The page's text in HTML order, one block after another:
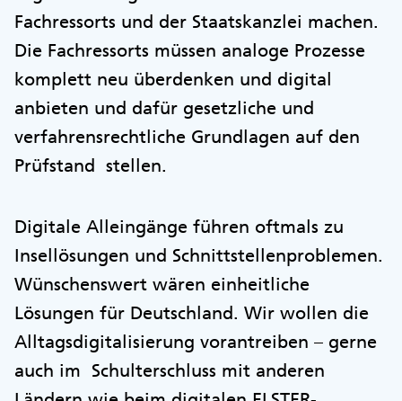
Fachressorts und der Staatskanzlei machen.
Die Fachressorts müssen analoge Prozesse
komplett neu überdenken und digital
anbieten und dafür gesetzliche und
verfahrensrechtliche Grundlagen auf den
Prüfstand stellen.
Digitale Alleingänge führen oftmals zu
Insellösungen und Schnittstellenproblemen.
Wünschenswert wären einheitliche
Lösungen für Deutschland. Wir wollen die
Alltagsdigitalisierung vorantreiben – gerne
auch im Schulterschluss mit anderen